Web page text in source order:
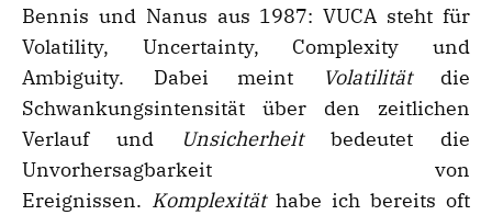
Bennis und Nanus aus 1987: VUCA steht für
Volatility, Uncertainty, Complexity und
Ambiguity. Dabei meint
Volatilitätdie
Schwankungsintensität über den zeitlichen
Verlauf und
Unsicherheitbedeutet die
Unvorhersagbarkeit von
Ereignissen. Komplexitäthabe ich bereits oft